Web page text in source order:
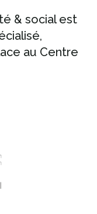
& social est
au Centre